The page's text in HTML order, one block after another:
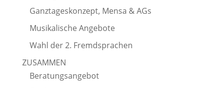
Ganztageskonzept, Mensa & AGs
Musikalische Angebote
Wahl der 2. Fremdsprachen
ZUSAMMEN
Beratungsangebot